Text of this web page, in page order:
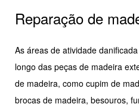
Reparação de
As áreas de atividade
longo das peças de madeira
de madeira, como cupim de
brocas de madeira, besouros,